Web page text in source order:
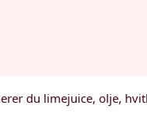
du limejuice, olje,